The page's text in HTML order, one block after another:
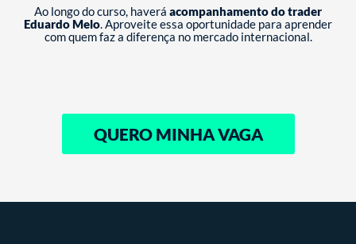
Ao longo do curso, haverá acompanhamento do trader
Eduardo Melo. Aproveite essa oportunidade para aprender
com quem faz a diferença no mercado internacional.
QUERO MINHA VAGA